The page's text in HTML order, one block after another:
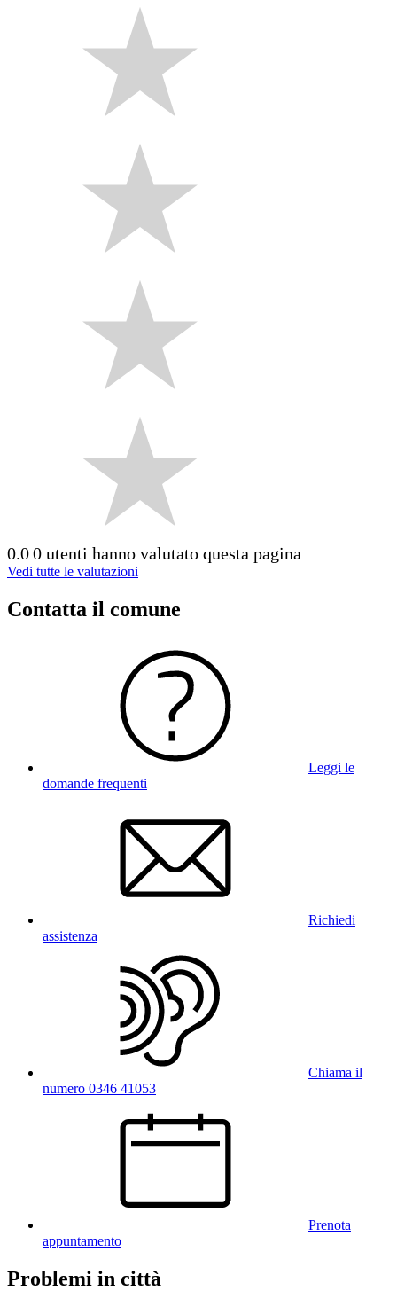
0.00 utenti hanno valutato questa pagina
Vedi tutte le valutazioni
Contatta il comune
Leggi le
domande frequenti
Richiedi
assistenza
Chiama il
numero 0346 41053
Prenota
appuntamento
Problemi in città